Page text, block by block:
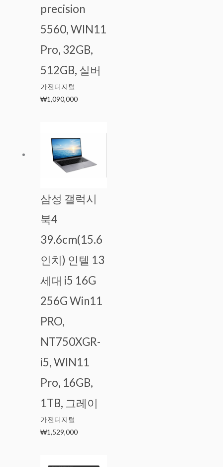
precision
5560, WIN11
Pro, 32GB,
512GB, 실버
가전디지털
₩1,090,000
삼성 갤럭시
북4
39.6cm(15.6
인치) 인텔 13
세대 i5 16G
256G Win11
PRO,
NT750XGR-
i5, WIN11
Pro, 16GB,
1TB, 그레이
가전디지털
₩1,529,000